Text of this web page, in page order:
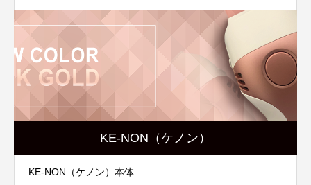
KE-NON（ケノン）
KE-NON（ケノン）本体